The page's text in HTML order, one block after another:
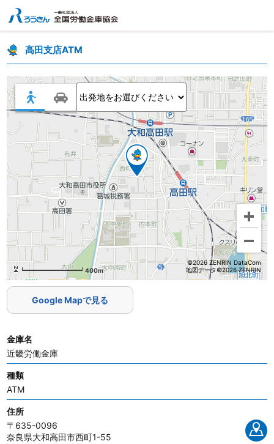
高田支店ATM
400m
©2026 ZENRIN DataCom
地図データ©2026 ZENRIN
Google Mapで見る
金庫名
近畿労働金庫
種類
ATM
住所
〒635-0096
奈良県大和高田市西町1-55